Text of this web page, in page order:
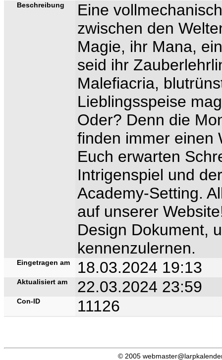
Beschreibung
Eine
zwischen den
Magie, ihr Mana,
seid ihr
Malefiacria,
Lieblingsspeise
Oder? Denn die
finden immer einen
Euch erwarten
Intrigenspiel und
Academy-Setting.
auf unserer
Design Dokument,
kennenzulernen.
Eingetragen am 18.03.2024 19:13
Aktualisiert am 22.03.2024 23:59
Con-ID 11126
© 2005